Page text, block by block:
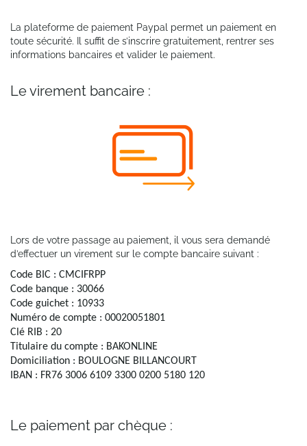
La plateforme de paiement Paypal permet un paiement en
toute sécurité. Il suffit de s’inscrire gratuitement, rentrer ses
informations bancaires et valider le paiement.
Le virement bancaire :
Lors de votre passage au paiement, il vous sera demandé
d’effectuer un virement sur le compte bancaire suivant :
Code BIC : CMCIFRPP
Code banque : 30066
Code guichet : 10933
Numéro de compte : 00020051801
Clé RIB : 20
Titulaire du compte : BAKONLINE
Domiciliation : BOULOGNE BILLANCOURT
IBAN : FR76 3006 6109 3300 0200 5180 120
Le paiement par chèque :